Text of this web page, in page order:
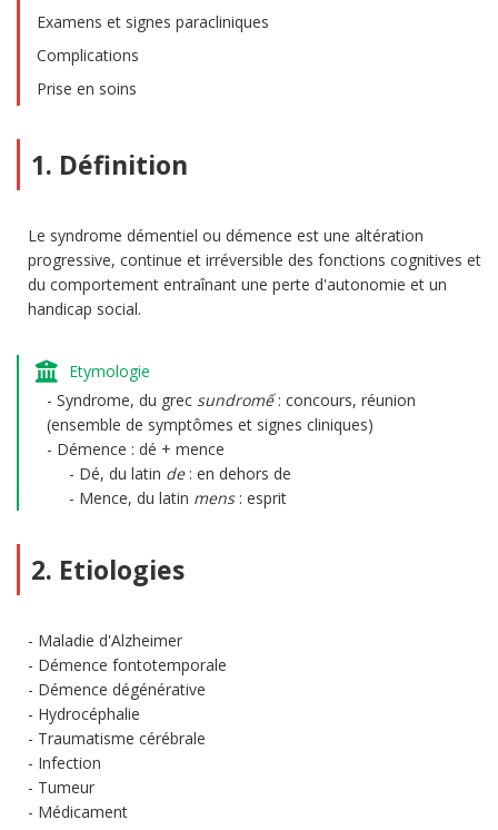
Examens et signes paracliniques
Complications
Prise en soins
1. Définition
Le syndrome démentiel ou démence est une altération
progressive, continue et irréversible des fonctions cognitives et
du comportement entraînant une perte d'autonomie et un
handicap social.
Etymologie
Syndrome, du grec sundromế: concours, réunion
(ensemble de symptômes et signes cliniques)
Démence : dé + mence
Dé, du latin de: en dehors de
Mence, du latin mens: esprit
2. Etiologies
Maladie d'Alzheimer
Démence fontotemporale
Démence dégénérative
Hydrocéphalie
Traumatisme cérébrale
Infection
Tumeur
Médicament